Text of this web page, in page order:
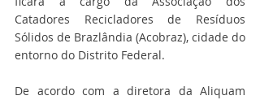
Catadores Recicladores de Resíduos
Sólidos de Brazlândia (Acobraz), cidade do
entorno do Distrito Federal.
De acordo com a diretora da Aliquam